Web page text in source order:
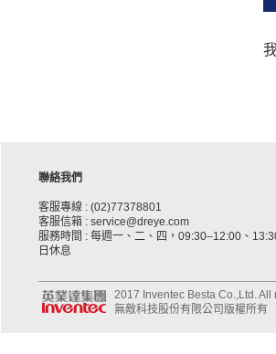
聯絡我們
客服專線 : (02)77378801
客服信箱 : service@dreye.com
服務時間 : 每週一、二、四，09:30–12:00、
日休息
2017 Inventec Besta Co.,Ltd. All
無敵科技股份有限公司版權所有